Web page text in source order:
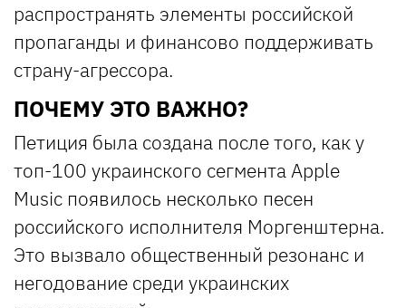
распространять элементы российской
пропаганды и финансово поддерживать
страну-агрессора.
ПОЧЕМУ ЭТО ВАЖНО?
Петиция была создана после того, как у
топ-100 украинского сегмента Apple
Music появилось несколько песен
российского исполнителя Моргенштерна.
Это вызвало общественный резонанс и
негодование среди украинских